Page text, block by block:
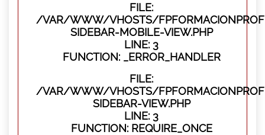
FILE:
/VAR/WWW/VHOSTS/
SIDEBAR-MOBILE-VIEW.PHP
LINE: 3
FUNCTION: _ERROR_HANDLER
FILE:
/VAR/WWW/VHOSTS/
SIDEBAR-VIEW.PHP
LINE: 3
FUNCTION: REQUIRE_ONCE